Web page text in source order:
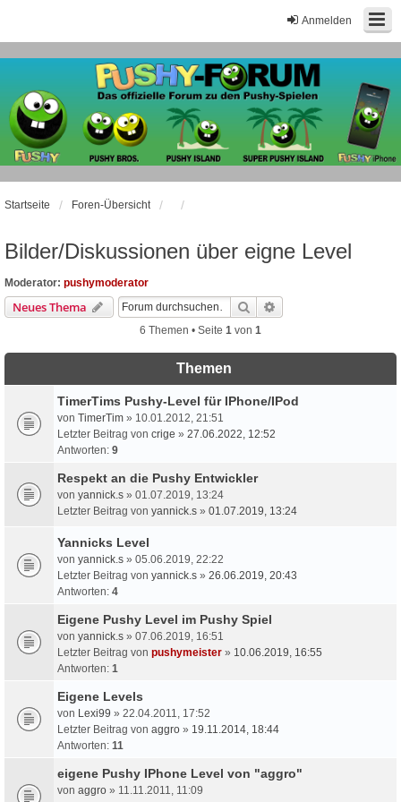
Anmelden
Startseite Foren-Übersicht
Bilder/Diskussionen über eigne Level
Moderator: pushymoderator
Neues Thema Suche
6 Themen • Seite 1 von 1
Themen
TimerTims Pushy-Level für IPhone/IPod
von TimerTim » 10.01.2012, 21:51
Letzter Beitrag von crige » 27.06.2022, 12:52
Antworten: 9
Respekt an die Pushy Entwickler
von yannick.s » 01.07.2019, 13:24
Letzter Beitrag von yannick.s » 01.07.2019, 13:24
Yannicks Level
von yannick.s » 05.06.2019, 22:22
Letzter Beitrag von yannick.s » 26.06.2019, 20:43
Antworten: 4
Eigene Pushy Level im Pushy Spiel
von yannick.s » 07.06.2019, 16:51
Letzter Beitrag von pushymeister » 10.06.2019, 16:55
Antworten: 1
Eigene Levels
von Lexi99 » 22.04.2011, 17:52
Letzter Beitrag von aggro » 19.11.2014, 18:44
Antworten: 11
eigene Pushy IPhone Level von "aggro"
von aggro » 11.11.2011, 11:09